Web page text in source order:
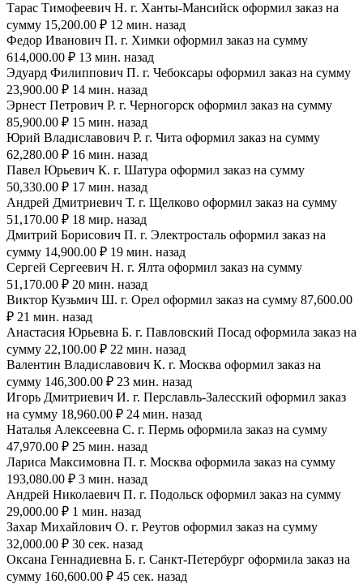
Тарас Тимофеевич Н. г. Ханты-Мансийск оформил заказ на
сумму 15,200.00 ₽ 12 мин. назад
Федор Иванович П. г. Химки оформил заказ на сумму
614,000.00 ₽ 13 мин. назад
Эдуард Филиппович П. г. Чебоксары оформил заказ на сумму
23,900.00 ₽ 14 мин. назад
Эрнест Петрович Р. г. Черногорск оформил заказ на сумму
85,900.00 ₽ 15 мин. назад
Юрий Владиславович Р. г. Чита оформил заказ на сумму
62,280.00 ₽ 16 мин. назад
Павел Юрьевич К. г. Шатура оформил заказ на сумму
50,330.00 ₽ 17 мин. назад
Андрей Дмитриевич Т. г. Щелково оформил заказ на сумму
51,170.00 ₽ 18 мир. назад
Дмитрий Борисович П. г. Электросталь оформил заказ на
сумму 14,900.00 ₽ 19 мин. назад
Сергей Сергеевич Н. г. Ялта оформил заказ на сумму
51,170.00 ₽ 20 мин. назад
Виктор Кузьмич Ш. г. Орел оформил заказ на сумму 87,600.00
₽ 21 мин. назад
Анастасия Юрьевна Б. г. Павловский Посад оформила заказ на
сумму 22,100.00 ₽ 22 мин. назад
Валентин Владиславович К. г. Москва оформил заказ на
сумму 146,300.00 ₽ 23 мин. назад
Игорь Дмитриевич И. г. Перславль-Залесский оформил заказ
на сумму 18,960.00 ₽ 24 мин. назад
Наталья Алексеевна С. г. Пермь оформила заказ на сумму
47,970.00 ₽ 25 мин. назад
Лариса Максимовна П. г. Москва оформила заказ на сумму
193,080.00 ₽ 3 мин. назад
Андрей Николаевич П. г. Подольск оформил заказ на сумму
29,000.00 ₽ 1 мин. назад
Захар Михайлович О. г. Реутов оформил заказ на сумму
32,000.00 ₽ 30 сек. назад
Оксана Геннадиевна Б. г. Санкт-Петербург оформила заказ на
сумму 160,600.00 ₽ 45 сек. назад